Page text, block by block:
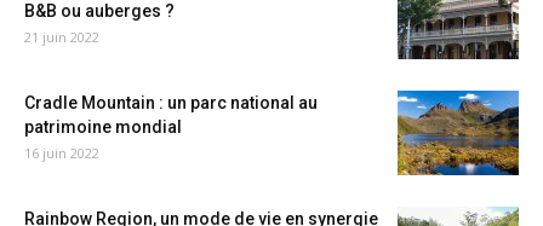
B&B ou auberges ?
21 juin 2022
Cradle Mountain : un parc national au
patrimoine mondial
16 juin 2022
Rainbow Region, un mode de vie en synergie